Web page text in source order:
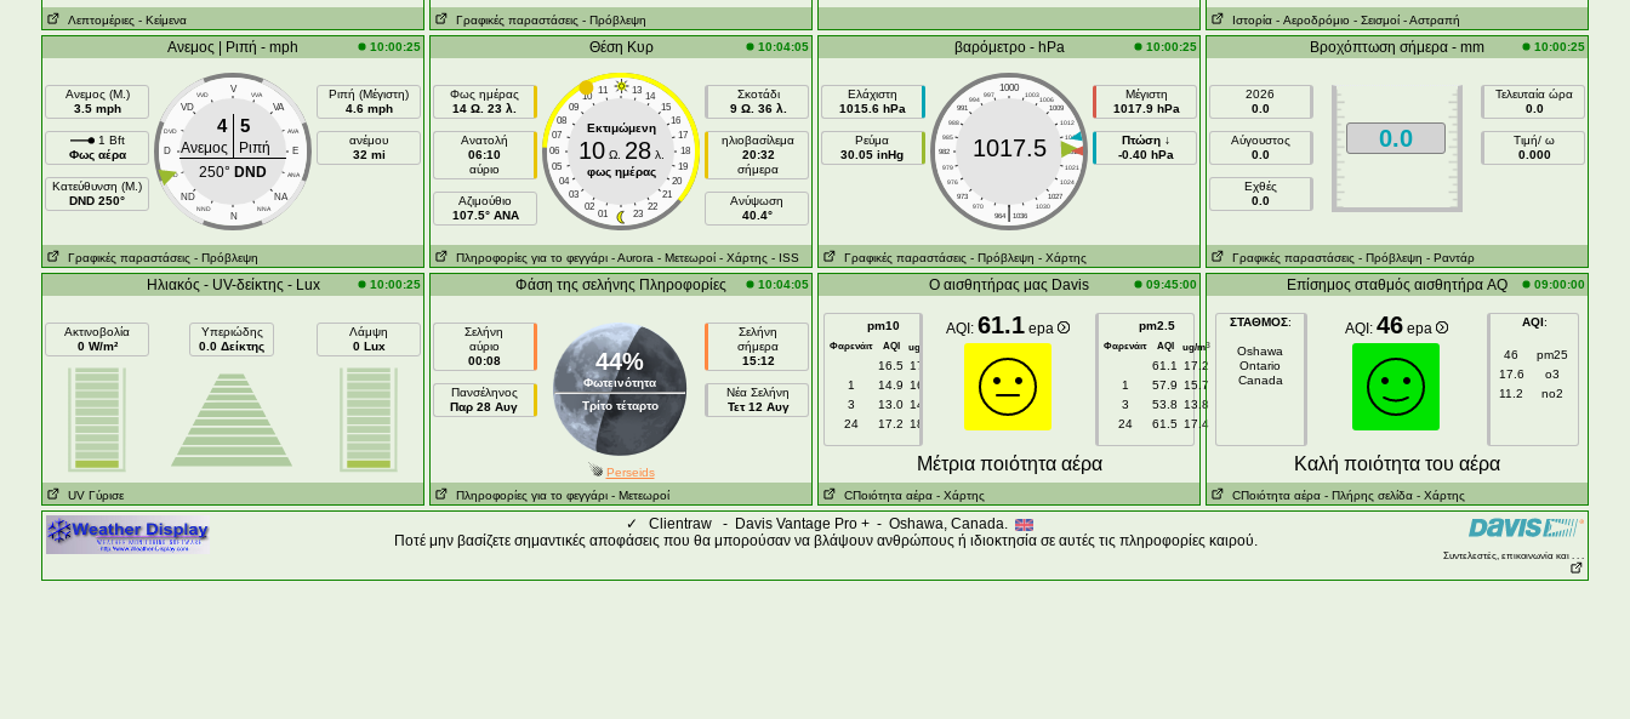
Λεπτομέριες - Κείμενα Γραφικές παραστάσεις - Πρόβλεψη Ιστορία - Aεροδρόμιο - Σεισμοί - Αστραπή
Ανεμος | Ριπή - mph 10:00:25
Ανεμος (Μ.)
3.5 mph
1 Bft
Φως αέρα
Κατεύθυνση (Μ.)
DND 250°
V
VVD VVA
VD VA
DVD AVA
D E
DND ANA
ND NA
NND NNA
N
4 5
Ανεμος
Ριπή
250° DND
Ριπή (Μέγιστη)
4.6 mph
ανέμου
32 mi
Γραφικές παραστάσεις - Πρόβλεψη
Θέση Κυρ 10:04:05
Φως ημέρας
14 Ω. 23 λ.
Ανατολή
06:10
αύριο
Aζιμούθιο
107.5° ANA
11 13
10
14
09
15
08
16
07
17
06
18
05
19
04
20
03
21
02
22
01 23
Εκτιμώμενη
10Ω. 28λ.
φως ημέρας
Σκοτάδι
9 Ω. 36 λ.
ηλιοβασίλεμα
20:32
σήμερα
Ανύψωση
40.4°
Πληροφορίες για το φεγγάρι - Αυrora - Μετεωροί - Χάρτης - ISS
βαρόμετρο - hPa 10:00:25
Ελάχιστη
1015.6 hPa
Ρεύμα
30.05 inHg
1000
997 1003
994
1006
991
1009
988
1012
985
1015
982
1018
979
1021
976
1024
973
1027
970
1030
|
964 1036
1017.5
Μέγιστη
1017.9 hPa
Πτώση ↓
-0.40 hPa
Γραφικές παραστάσεις - Πρόβλεψη - Χάρτης
Βροχόπτωση σήμερα - mm 10:00:25
2026
0.0
Αύγουστος
0.0
Εχθές
0.0
0.0
Τελευταία ώρα
0.0
Τιμή/ ω
0.000
Γραφικές παραστάσεις - Πρόβλεψη - Ραντάρ
Ηλιακός - UV-δείκτης - Lux 10:00:25
Ακτινοβολία
0 W/m²
Υπεριώδης
0.0 Δείκτης
Λάμψη
0 Lux
UV Γύρισε
Φάση της σελήνης Πληροφορίες 10:04:05
Σελήνη
αύριο
00:08
Πανσέληνος
Παρ 28 Αυγ
44%
Φωτεινότητα
Τρίτο τέταρτο
Σελήνη
σήμερα
15:12
Νέα Σελήνη
Τετ 12 Αυγ
Perseids
Πληροφορίες για το φεγγάρι - Μετεωροί
Ο αισθητήρας μας Davis 09:45:00
pm10
Φαρενάιτ AQI ug/m
16.5 17.8
1
14.9
16.1
3
13.0 14.1
24
17.2 18.6
AQI: 61.1 epa pm2.5
Φαρενάιτ AQI ug/m3
61.1
17.2
1
57.9
15.7
3
53.8
13.8
24
61.5 17.4
Μέτρια ποιότητα αέρα
CΠοιότητα αέρα - Χάρτης
Επίσημος σταθμός αισθητήρα AQ 09:00:00
ΣΤΑΘΜΟΣ:
Oshawa
Ontario
Canada
AQI: 46 epa AQI:
46
pm25
17.6
o3
11.2
no2
Kαλή ποιότητα του αέρα
CΠοιότητα αέρα - Πλήρης σελίδα - Χάρτης
✓
Clientraw - Davis Vantage Pro + - Oshawa, Canada.
Ποτέ μην βασίζετε σημαντικές αποφάσεις που θα μπορούσαν να βλάψουν ανθρώπους ή ιδιοκτησία σε αυτές τις πληροφορίες καιρού.
Συντελεστές, επικοινωνία και . . .